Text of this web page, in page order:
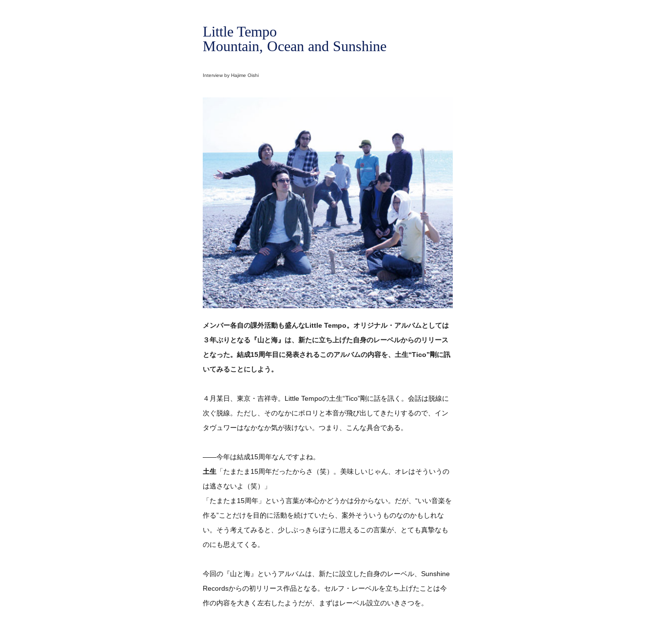
Little Tempo
Mountain, Ocean and Sunshine
Interview by Hajime Oishi
メンバー各自の課外活動も盛んなLittle Tempo。オリジナル・アルバムとしては
３年ぶりとなる『山と海』は、新たに立ち上げた自身のレーベルからのリリース
となった。結成15周年目に発表されるこのアルバムの内容を、土生“Tico”剛に訊
いてみることにしよう。
４月某日、東京・吉祥寺。Little Tempoの土生“Tico”剛に話を訊く。会話は脱線に
次ぐ脱線。ただし、そのなかにポロリと本音が飛び出してきたりするので、イン
タヴュワーはなかなか気が抜けない。つまり、こんな具合である。
——今年は結成15周年なんですよね。
土生 「たまたま15周年だったからさ（笑）。美味しいじゃん、オレはそういうの
は逃さないよ（笑）」
「たまたま15周年」という言葉が本心かどうかは分からない。だが、“いい音楽を
作る”ことだけを目的に活動を続けていたら、案外そういうものなのかもしれな
い。そう考えてみると、少しぶっきらぼうに思えるこの言葉が、とても真摯なも
のにも思えてくる。
今回の『山と海』というアルバムは、新たに設立した自身のレーベル、Sunshine
Recordsからの初リリース作品となる。セルフ・レーベルを立ち上げたことは今
作の内容を大きく左右したようだが、まずはレーベル設立のいきさつを。